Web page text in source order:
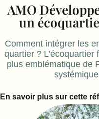
AMO
un
Comment intégrer les
quartier ? L’écoquartier
plus emblématique de
En savoir plus sur cette